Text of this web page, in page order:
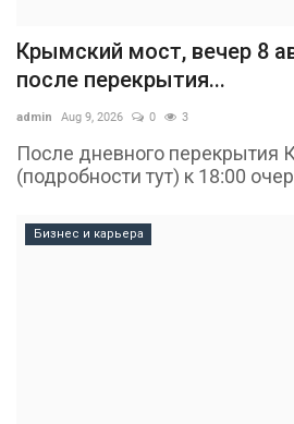
Крымский мост, вечер 8
после перекрытия...
admin Aug 9, 2026 0 3
После дневного перекрытия
(подробности тут) к 18:00
Бизнес и карьера